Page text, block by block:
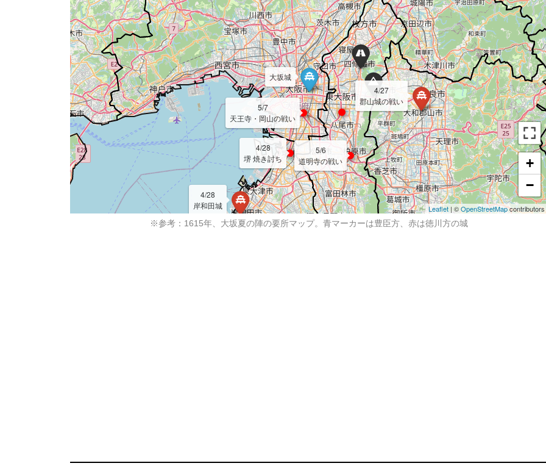
4/28
堺 焼き討ち
5/6
道明寺の戦い
5/7
天王寺・岡山の戦い
大坂城
4/27
郡山城の戦い
4/28
岸和田城
+
−
Leaflet | ©OpenStreetMapcontributors
※参考：1615年、大坂夏の陣の要所マップ。青マーカーは豊臣方、赤は徳川方の城